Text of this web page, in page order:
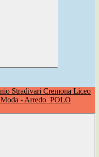
Liceo
- Arredo POLO